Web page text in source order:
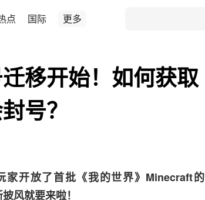
点 国际 更多
移开始！如何获取
号？
开放了首批《我的世界》Minecraft的
风就要来啦！